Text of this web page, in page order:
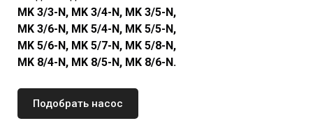
MK 3/3-N, MK 3/4-N, MK 3/5-N,
MK 3/6-N, MK 5/4-N, MK 5/5-N,
MK 5/6-N, MK 5/7-N, MK 5/8-N,
MK 8/4-N, MK 8/5-N, MK 8/6-N.
Подобрать насос